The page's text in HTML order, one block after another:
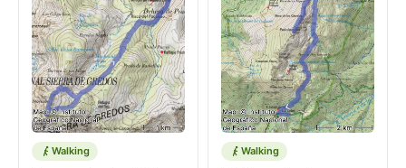
Walking Walking